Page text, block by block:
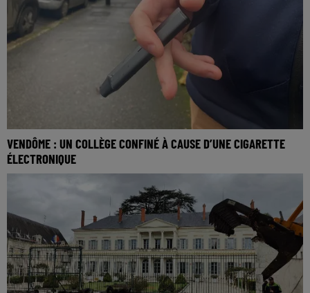
VENDÔME : UN COLLÈGE CONFINÉ À CAUSE D’UNE CIGARETTE
ÉLECTRONIQUE